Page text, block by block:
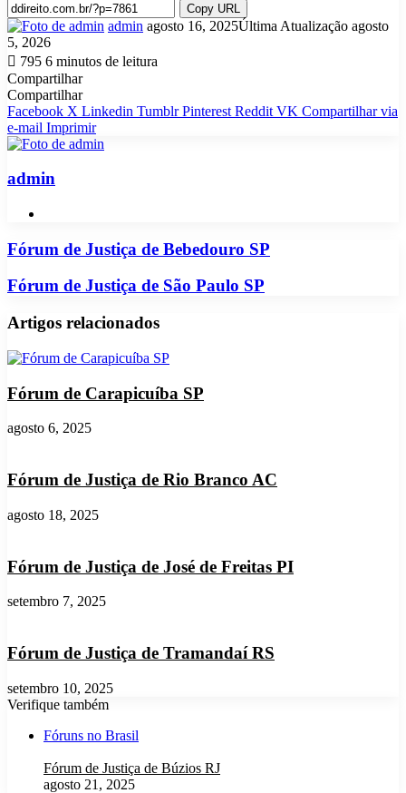
Copy URL
admin Mande
e-
agosto 16, 2025Última Atualização agosto
5, 2026
795 6 minutos de leitura
Compartilhar
Facebook
X
Linkedin
Tumblr
Pinterest
Reddit
VK
OK
Pocket
Skype
Messenger
Messenger
WhatsApp
Telegram
Viber
Line
Compartilhar
via
e-
mail
Imprimir
Compartilhar
Facebook X Linkedin Tumblr Pinterest Reddit VK Compartilhar via
e-mail Imprimir
admin
Fórum
Justiça
de
SP
Fórum de Justiça de Bebedouro SP
Fórum
Justiça
de
São
Paulo
Fórum de Justiça de São Paulo SP
Artigos relacionados
Fórum de Carapicuíba SP
agosto 6, 2025
Fórum de Justiça de Rio Branco AC
agosto 18, 2025
Fórum de Justiça de José de Freitas PI
setembro 7, 2025
Fórum de Justiça de Tramandaí RS
setembro 10, 2025
Verifique também
Fóruns no Brasil
Fórum de Justiça de Búzios RJ
agosto 21, 2025